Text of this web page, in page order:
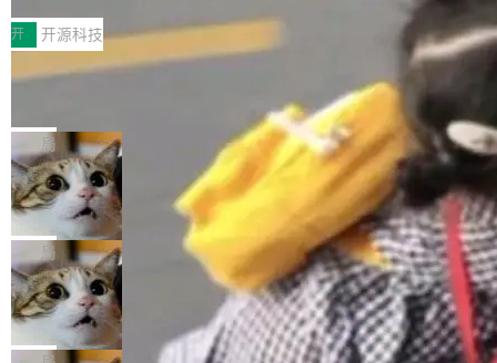
常维护操作，并完整支持 Iceberg V3 格式。
村国家自主创新示范区会议中心开幕。本届大会
由中关村智联软件服务业质量创新联盟主办，以
“智构可信·质创未来——AI原生时代的质量新范
式”为主题，直面AI从实验室走向规模化产业落地
的核心质量命题。会上，《2026智能研发生产力
工具选型手册》发布，Testin云测的Testin XAge
nt智能测试系统入选AI测试领域代表产品。对CI
O而言，这提示了一个转变：AI测试正在从效率
工具升级为企业的质量基础设施。 CIO面对的新
现实 过去两年，CIO们的焦虑清单上多了两项：
一是如何让大模型和智能体应用安全地从PoC走
向生产，二是如何让测试团队跟得上AI应用...
开 开源科技
让非法状态不可表示：一篇关于 ADT
有一种东西，一旦用过就回不去了。Alex Fedos
eev 管它叫"软件设计的基石"。 他说的东西不新
鲜——代数数据类型（ADT），尤其是和类型
（sum type）。但他说清楚了一件事：这不是类
型系统的学术体操，是日常编码的思维方式。 文
章从一个简单的例子切入。一个网站的深色主题
设置，如果用布尔值 + 可空字段来表示——bool
ean 表示是否可切换，nullable 的默认模式、浅
色方案、深色方案——会产生大量无意义的组
合。方案缺了、配置冲突了、全 null 了。要知道
局
Cloudflare 开源内部企业 AI 平台 Clou
dflare OS
Cloudflare 发布了一个开源项目 Cloudflare O
S。如果你只看官方博客，你会觉得这是又一
个"AI 知识库 + 聊天机器人"——每个大厂都在
做，没什么新鲜的。 但 Kenton Varda 在 Twitte
r 上把事情说清楚了： 今天我们发布了 Cloudfla
re OS，一个带连接器的聊天机器人，跟其他所
局
Deno 团队开源 Celld，可自托管的分
布式 Durable Objects
Ryan Dahl 领导的 Deno 团队推出了最新开源项
目 Celld，一个能在自己机器上运行 Cloudflare